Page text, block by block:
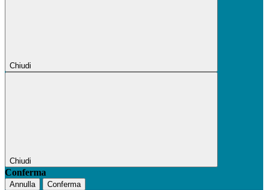
Chiudi
Chiudi
Conferma
Annulla Conferma